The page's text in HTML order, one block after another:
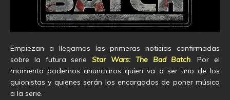
Empiezan a llegarnos las primeras noticias confirmadas
sobre la futura serieStar Wars: The Bad Batch. Por el
momento podemos anunciaros quien va a ser uno de los
guionistas y quienes serán los encargados de poner música
a la serie.